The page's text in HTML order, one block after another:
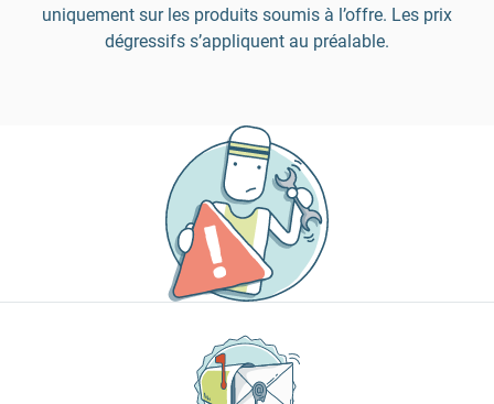
uniquement sur les produits soumis à l’offre. Les prix
dégressifs s’appliquent au préalable.